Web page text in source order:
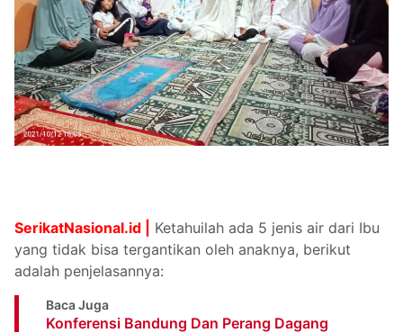
SerikatNasional.id |
Ketahuilah ada 5 jenis air dari Ibu
yang tidak bisa tergantikan oleh anaknya, berikut
adalah penjelasannya:
Baca Juga
Konferensi Bandung Dan Perang Dagang